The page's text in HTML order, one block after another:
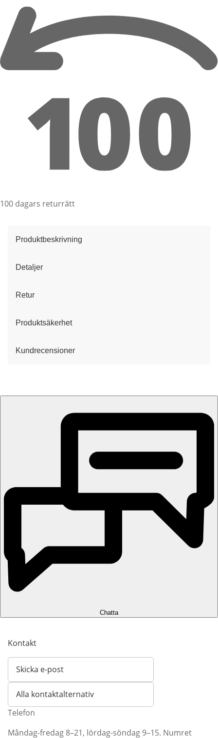
100 dagars returrätt
Produktbeskrivning
Detaljer
Retur
Produktsäkerhet
Kundrecensioner
Chatta
Kontakt
Skicka e-post
Öppnar e-postklient
Alla kontaktalternativ
Telefon
Måndag-fredag 8–21, lördag-söndag 9–15. Numret